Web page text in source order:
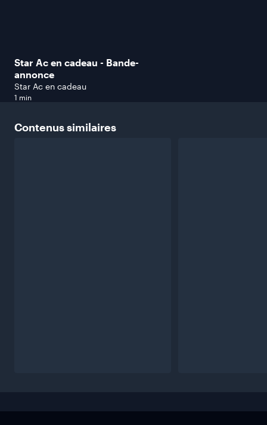
Star Ac en cadeau - Bande-
annonce
Star Ac en cadeau
1 min
Contenussimilaires